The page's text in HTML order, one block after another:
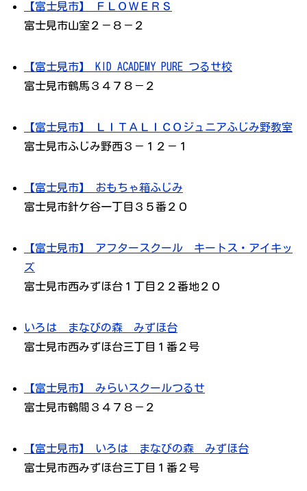
【富士見市】 ＦＬＯＷＥＲＳ
富士見市山室２－８－２
【富士見市】 KID ACADEMY PURE つるせ校
富士見市鶴馬３４７８－２
【富士見市】 ＬＩＴＡＬＩＣＯジュニアふじみ野教室
富士見市ふじみ野西３－１２－１
【富士見市】 おもちゃ箱ふじみ
富士見市針ケ谷一丁目３５番２０
【富士見市】 アフタースクール キートス・アイキッ
ズ
富士見市西みずほ台１丁目２２番地２０
いろは まなびの森 みずほ台
富士見市西みずほ台三丁目１番２号
【富士見市】 みらいスクールつるせ
富士見市鶴間３４７８－２
【富士見市】 いろは まなびの森 みずほ台
富士見市西みずほ台三丁目１番２号